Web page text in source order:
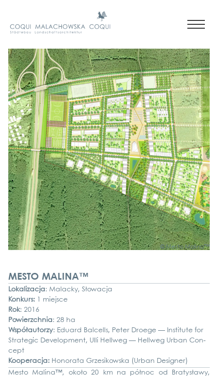
© Mes­to Mali­na™
MESTO MALINA™
Loka­li­zac­ja: Mala­cky, Sło­wac­ja
Kon­kurs: 1 mie­j­s­ce
Rok: 2016
Powierzch­nia: 28 ha
Współ­au­tor­zy: Edu­ard Bal­cells, Peter Droe­ge — Insti­tu­te for
Stra­te­gic Deve­lo­p­ment, Ulli Hell­weg — Hell­weg Urban Con­
cept
Koope­rac­ja: Hono­ra­ta Grzes­i­kows­ka (Urban Desi­gner)
Mes­to Mali­na ™, około 20 km na pół­noc od Bra­ty­sła­wy,